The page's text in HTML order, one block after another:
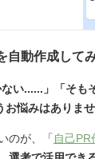
自動作成して
ない......」「そも
お悩みはありま
のが、「 自己PR